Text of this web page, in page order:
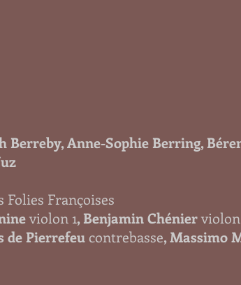
Berreby, Anne-Sophie Berring,
Françoises
violon 1, Benjamin Chénier
de Pierrefeu contrebasse, Massimo